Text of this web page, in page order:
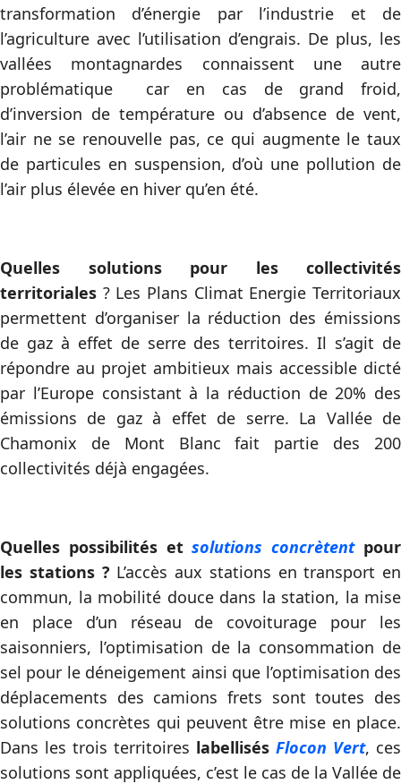
transformation d’énergie par l’industrie et de
l’agriculture avec l’utilisation d’engrais. De plus, les
vallées montagnardes connaissent une autre
problématique car en cas de grand froid,
d’inversion de température ou d’absence de vent,
l’air ne se renouvelle pas, ce qui augmente le taux
de particules en suspension, d’où une pollution de
l’air plus élevée en hiver qu’en été.
Quelles solutions pour les collectivités
territoriales ? Les Plans Climat Energie Territoriaux
permettent d’organiser la réduction des émissions
de gaz à effet de serre des territoires. Il s’agit de
répondre au projet ambitieux mais accessible dicté
par l’Europe consistant à la réduction de 20% des
émissions de gaz à effet de serre. La Vallée de
Chamonix de Mont Blanc fait partie des 200
collectivités déjà engagées.
Quelles possibilités etsolutions concrètentpour
les stations ? L’accès aux stations en transport en
commun, la mobilité douce dans la station, la mise
en place d’un réseau de covoiturage pour les
saisonniers, l’optimisation de la consommation de
sel pour le déneigement ainsi que l’optimisation des
déplacements des camions frets sont toutes des
solutions concrètes qui peuvent être mise en place.
Dans les trois territoires labellisés Flocon Vert, ces
solutions sont appliquées, c’est le cas de la Vallée de